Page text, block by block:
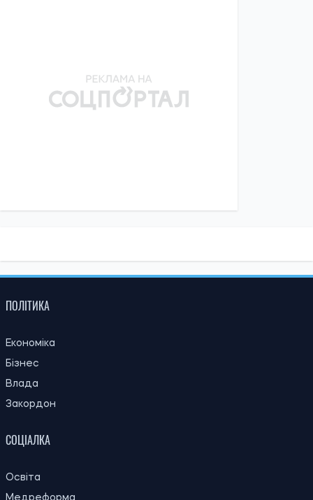
ПОЛІТИКА
Економіка
Бізнес
Влада
Закордон
СОЦІАЛКА
Освіта
Медреформа